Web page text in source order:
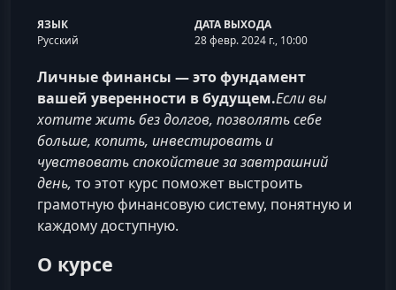
ЯЗЫК
Русский
ДАТА ВЫХОДА
28 февр. 2024 г., 10:00
Личные финансы — это фундамент
вашей уверенности в будущем.Если вы
хотите жить без долгов, позволять себе
больше, копить, инвестировать и
чувствовать спокойствие за завтрашний
день, то этот курс поможет выстроить
грамотную финансовую систему, понятную и
каждому доступную.
О курсе